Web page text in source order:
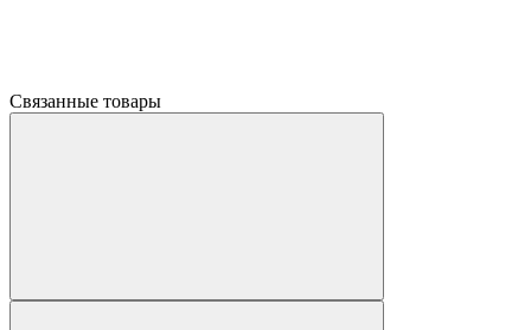
Связанные товары